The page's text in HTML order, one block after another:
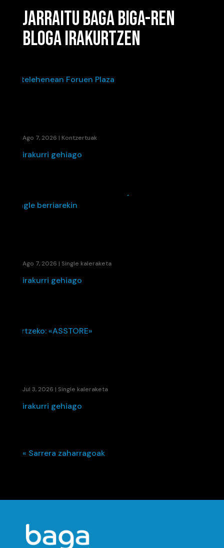
JARRAITU BAGA BIGA-REN
BLOGA IRAKURTZEN
Ago 7, 2026 | Kontzertuak
irakurri gehiago
Ago 7, 2026 | Single kaleraketa
irakurri gehiago
Jul 3, 2026 | Single kaleraketa
irakurri gehiago
« Sarrera zaharragoak